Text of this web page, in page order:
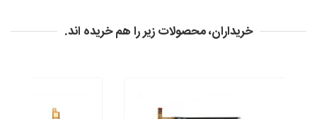
خریداران، محصولات زیر را هم خریده اند.